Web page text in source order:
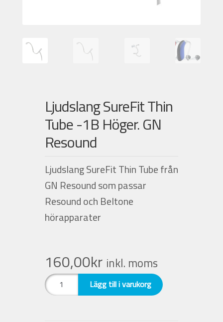
Integritetspolicy
Mitt kontoLjudslang SureFit Thin
Tube -1B Höger. GN
Resound
160,00kr inkl. moms
Ljudslang SureFit Thin Tube från
GN Resound som passar
Resound och Beltone
hörapparater
Ljudslang
SureFit
Lägg till i varukorg